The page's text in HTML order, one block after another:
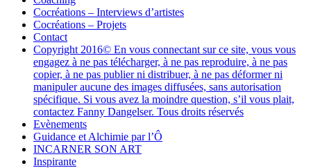
Cocréations – Interviews d’artistes
Cocréations – Projets
Contact
Copyright 2016© En vous connectant sur ce site, vous vous
engagez à ne pas télécharger, à ne pas reproduire, à ne pas
copier, à ne pas publier ni distribuer, à ne pas déformer ni
manipuler aucune des images diffusées, sans autorisation
spécifique. Si vous avez la moindre question, s’il vous plait,
contactez Fanny Dangelser. Tous droits réservés
Evènements
Guidance et Alchimie par l’Ô
INCARNER SON ART
Inspirante